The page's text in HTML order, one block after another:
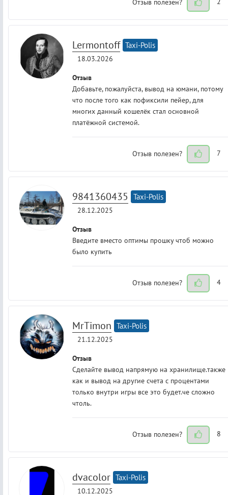
Lermontoff Taxi-Polis
18.03.2026
Отзыв
Добавьте, пожалуйста, вывод на юмани, потому
что после того как пофиксили пейер, для
многих данный кошелёк стал основной
платёжной системой.
Отзыв полезен? 7
9841360435 Taxi-Polis
28.12.2025
Отзыв
Введите вместо оптимы прошку чтоб можно
было купить
Отзыв полезен? 4
MrTimon Taxi-Polis
21.12.2025
Отзыв
Сделайте вывод напрямую на хранилище.также
как и вывод на другие счета с процентами
только внутри игры все это будет.че сложно
чтоль.
Отзыв полезен? 8
dvacolor Taxi-Polis
10.12.2025